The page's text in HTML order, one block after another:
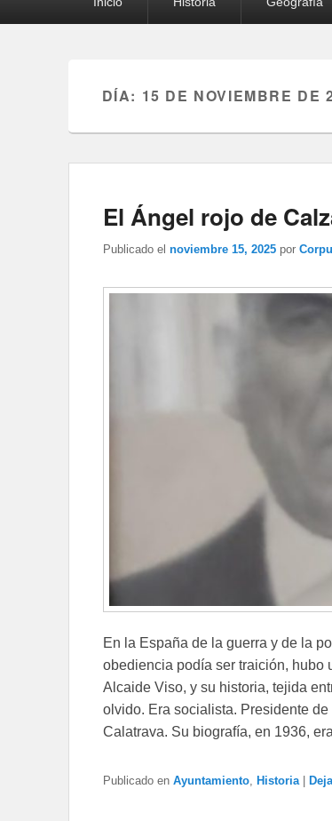
DÍA: 15 DE NOVIEMBRE DE
El Ángel rojo de
Publicado el noviembre 15, 2025 por
En la España de la guerra y de la
obediencia podía ser traición, hubo
Alcaide Viso, y su historia, tejida
olvido. Era socialista. Presidente
Calatrava. Su biografía, en 1936, era
Publicado en Ayuntamiento Historia |